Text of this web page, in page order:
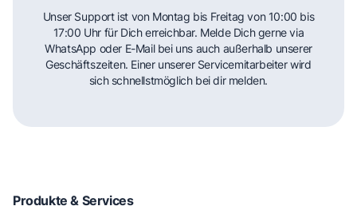
Unser Support ist von Montag bis Freitag von 10:00 bis
17:00 Uhr für Dich erreichbar. Melde Dich gerne via
WhatsApp oder E-Mail bei uns auch außerhalb unserer
Geschäftszeiten. Einer unserer Servicemitarbeiter wird
sich schnellstmöglich bei dir melden.
Produkte & Services